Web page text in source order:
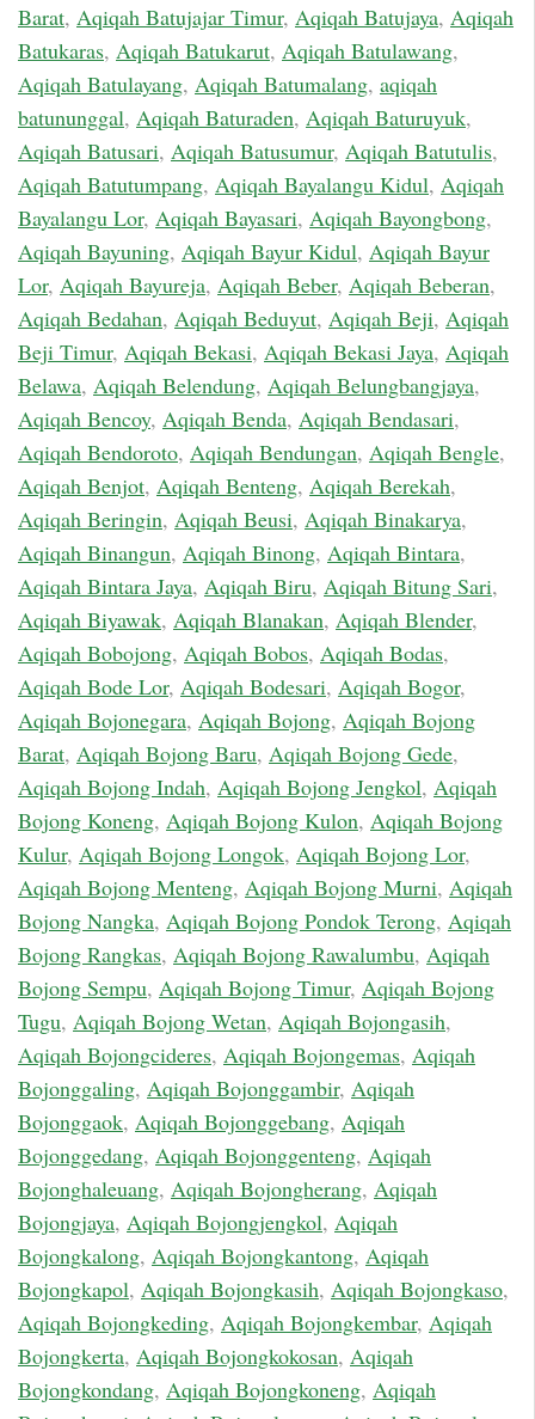
Barat, Aqiqah Batujajar Timur, Aqiqah Batujaya, Aqiqah
Batukaras, Aqiqah Batukarut, Aqiqah Batulawang,
Aqiqah Batulayang, Aqiqah Batumalang, aqiqah
batununggal, Aqiqah Baturaden, Aqiqah Baturuyuk,
Aqiqah Batusari, Aqiqah Batusumur, Aqiqah Batutulis,
Aqiqah Batutumpang, Aqiqah Bayalangu Kidul, Aqiqah
Bayalangu Lor, Aqiqah Bayasari, Aqiqah Bayongbong,
Aqiqah Bayuning, Aqiqah Bayur Kidul, Aqiqah Bayur
Lor, Aqiqah Bayureja, Aqiqah Beber, Aqiqah Beberan,
Aqiqah Bedahan, Aqiqah Beduyut, Aqiqah Beji, Aqiqah
Beji Timur, Aqiqah Bekasi, Aqiqah Bekasi Jaya, Aqiqah
Belawa, Aqiqah Belendung, Aqiqah Belungbangjaya,
Aqiqah Bencoy, Aqiqah Benda, Aqiqah Bendasari,
Aqiqah Bendoroto, Aqiqah Bendungan, Aqiqah Bengle,
Aqiqah Benjot, Aqiqah Benteng, Aqiqah Berekah,
Aqiqah Beringin, Aqiqah Beusi, Aqiqah Binakarya,
Aqiqah Binangun, Aqiqah Binong, Aqiqah Bintara,
Aqiqah Bintara Jaya, Aqiqah Biru, Aqiqah Bitung Sari,
Aqiqah Biyawak, Aqiqah Blanakan, Aqiqah Blender,
Aqiqah Bobojong, Aqiqah Bobos, Aqiqah Bodas,
Aqiqah Bode Lor, Aqiqah Bodesari, Aqiqah Bogor,
Aqiqah Bojonegara, Aqiqah Bojong, Aqiqah Bojong
Barat, Aqiqah Bojong Baru, Aqiqah Bojong Gede,
Aqiqah Bojong Indah, Aqiqah Bojong Jengkol, Aqiqah
Bojong Koneng, Aqiqah Bojong Kulon, Aqiqah Bojong
Kulur, Aqiqah Bojong Longok, Aqiqah Bojong Lor,
Aqiqah Bojong Menteng, Aqiqah Bojong Murni, Aqiqah
Bojong Nangka, Aqiqah Bojong Pondok Terong, Aqiqah
Bojong Rangkas, Aqiqah Bojong Rawalumbu, Aqiqah
Bojong Sempu, Aqiqah Bojong Timur, Aqiqah Bojong
Tugu, Aqiqah Bojong Wetan, Aqiqah Bojongasih,
Aqiqah Bojongcideres, Aqiqah Bojongemas, Aqiqah
Bojonggaling, Aqiqah Bojonggambir, Aqiqah
Bojonggaok, Aqiqah Bojonggebang, Aqiqah
Bojonggedang, Aqiqah Bojonggenteng, Aqiqah
Bojonghaleuang, Aqiqah Bojongherang, Aqiqah
Bojongjaya, Aqiqah Bojongjengkol, Aqiqah
Bojongkalong, Aqiqah Bojongkantong, Aqiqah
Bojongkapol, Aqiqah Bojongkasih, Aqiqah Bojongkaso,
Aqiqah Bojongkeding, Aqiqah Bojongkembar, Aqiqah
Bojongkerta, Aqiqah Bojongkokosan, Aqiqah
Bojongkondang, Aqiqah Bojongkoneng, Aqiqah